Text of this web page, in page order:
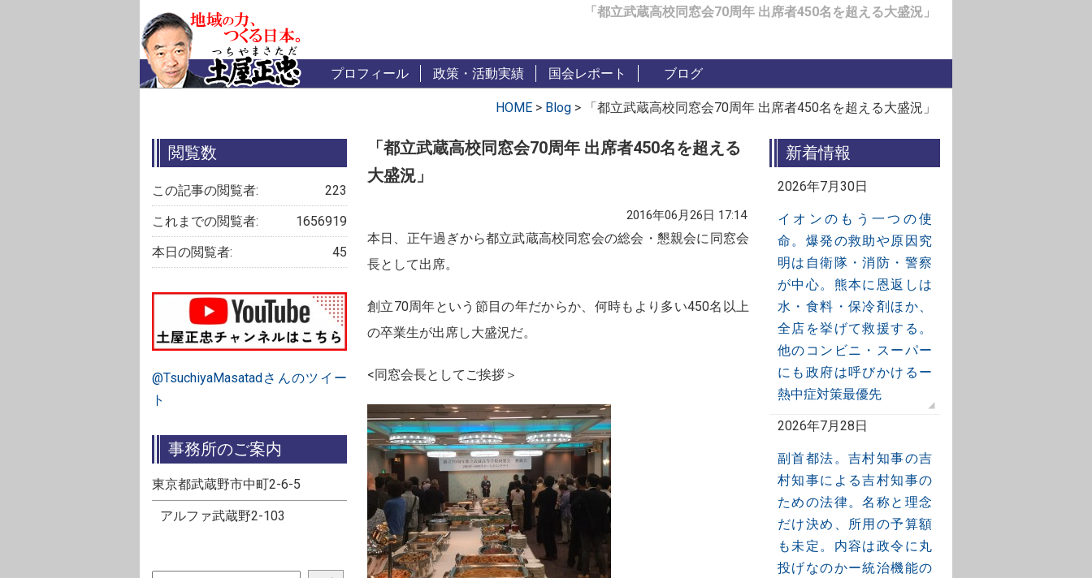
「都立武蔵高校同窓会70周年 出席者450名を超える大盛況」
プロフィール 政策・活動実績 国会レポート ブログ
HOME > Blog > 「都立武蔵高校同窓会70周年 出席者450名を超える大盛況」
閲覧数
223
この記事の閲覧者:
1656919
これまでの閲覧者:
45
本日の閲覧者:
@TsuchiyaMasatadさんのツイー
ト
事務所のご案内
東京都武蔵野市中町2-6-5
アルファ武蔵野2-103
「都立武蔵高校同窓会70周年 出席者450名を超える
大盛況」
2016年06月26日 17:14
本日、正午過ぎから都立武蔵高校同窓会の総会・懇親会に同窓会
長として出席。
創立70周年という節目の年だからか、何時もより多い450名以上
の卒業生が出席し大盛況だ。
<同窓会長としてご挨拶＞
新着情報
2026年7月30日
イオンのもう一つの使
命。爆発の救助や原因究
明は自衛隊・消防・警察
が中心。熊本に恩返しは
水・食料・保冷剤ほか、
全店を挙げて救援する。
他のコンビニ・スーパー
にも政府は呼びかけるー
熱中症対策最優先
2026年7月28日
副首都法。吉村知事の吉
村知事による吉村知事の
ための法律。名称と理念
だけ決め、所用の予算額
も未定。内容は政令に丸
投げなのかー統治機能の